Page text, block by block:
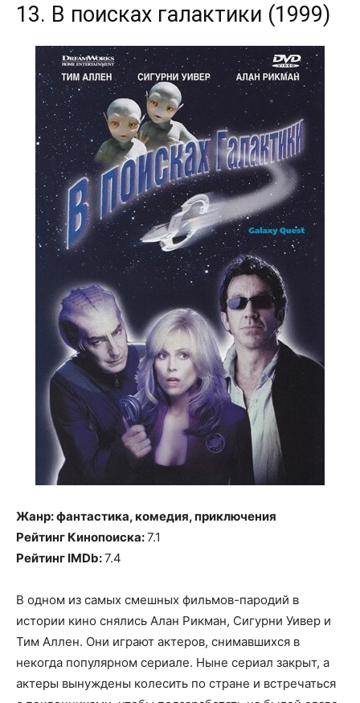
13. В поисках галактики (1999)
Жанр: фантастика, комедия, приключения
Рейтинг Кинопоиска:7.1
Рейтинг IMDb:7.4
В одном из самых смешных фильмов-пародий в
истории кино снялись Алан Рикман, Сигурни Уивер и
Тим Аллен. Они играют актеров, снимавшихся в
некогда популярном сериале. Ныне сериал закрыт, а
актеры вынуждены колесить по стране и встречаться